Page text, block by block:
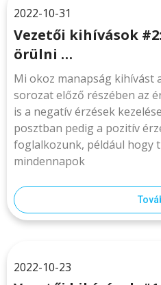
2022-10-31
Vezetői kihívások
örülni …
Mi okoz manapság kihívást
sorozat előző részében az
is a negatív érzések
posztban pedig a pozitív
foglalkozunk, például hogy
mindennapok
2022-10-23